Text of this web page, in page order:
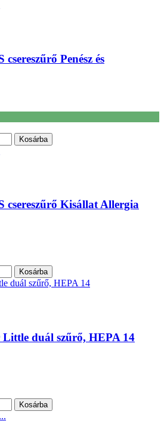
Penész és
Kosárba
csereszűrő Kisállat Allergia
Kosárba
duál szűrő, HEPA 14
Kosárba